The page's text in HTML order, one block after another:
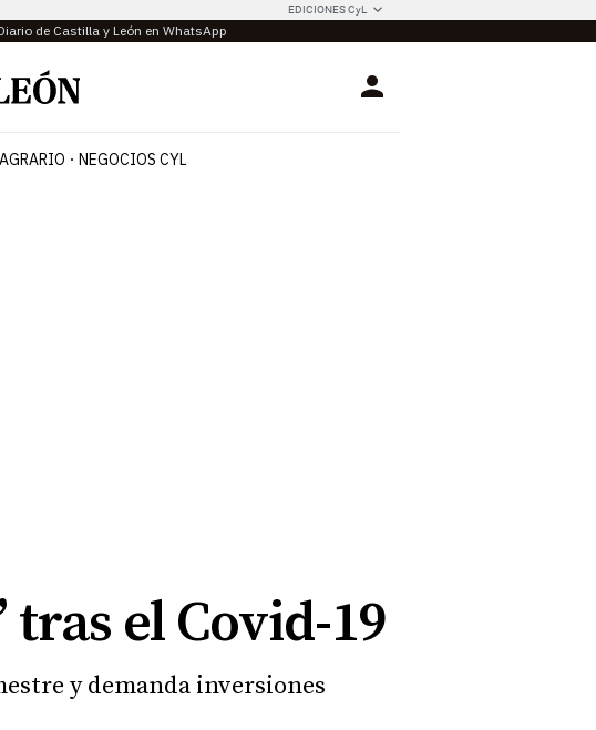
EDICIONES CyL
de Castilla y León en WhatsApp
Login
NEGOCIOS CYL
tras el Covid-19
y demanda inversiones